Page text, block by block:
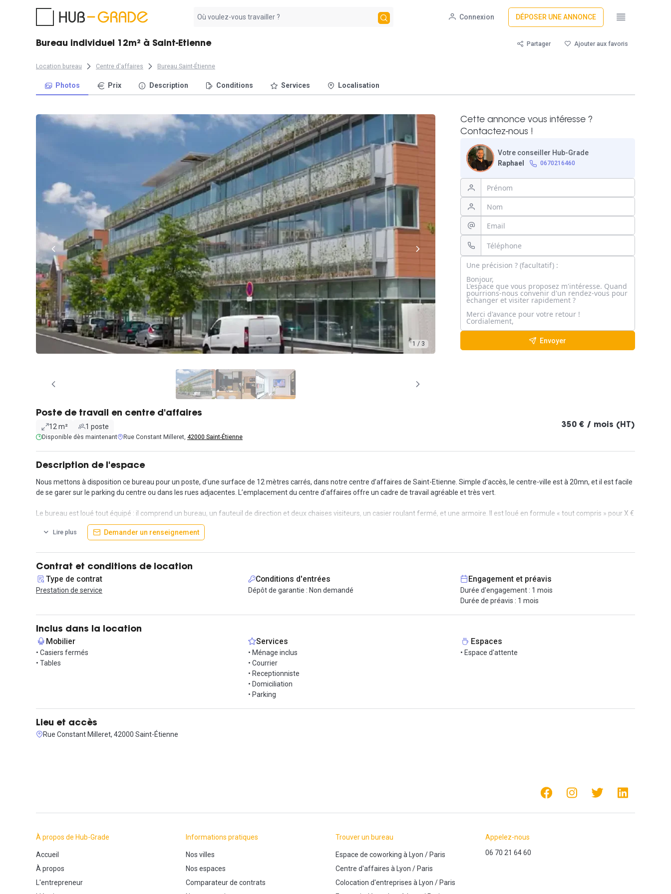
résultat
Connexion DÉPOSER UNE ANNONCE
Bureau individuel 12m² à Saint-Etienne Partager Ajouter aux favoris
Location bureau Centre d'affaires Bureau Saint-Étienne
Photos Prix Description Conditions Services Localisation
1 / 3
Cette annonce vous intéresse ?
Contactez-nous !
Votre conseiller Hub-Grade
Raphael
0670216460
Envoyer
Poste de travail en centre d'affaires
12 m² 1 poste
Disponible dès maintenant Rue Constant Milleret, 42000 Saint-Étienne
350 € / mois (HT)
Description de l'espace
Nous mettons à disposition ce bureau pour un poste, d’une surface de 12 mètres carrés, dans notre centre d’affaires de Saint-Etienne. Simple d’accès, le centre-ville est à 20mn, et il est facile
de se garer sur le parking du centre ou dans les rues adjacentes. L’emplacement du centre d’affaires offre un cadre de travail agréable et très vert.
Le bureau est loué tout équipé : il comprend un bureau, un fauteuil de direction et deux chaises visiteurs, un casier roulant fermé, et une armoire. Il est loué en formule « tout compris » pour X €
également la domiciliation, ainsi que le service d’accueil personnalisé et la réception du courrier.
Vous êtes séduit par ce bureau ? Envoyez-nous un message via le formulaire, organisons une visite et installez vous ! Nous nous occupons de toutes les procédures annexes.
Lire plus Demander un renseignement
Contrat et conditions de location
Type de contrat
Prestation de service
Conditions d'entrées
Dépôt de garantie : Non demandé
Engagement et préavis
Durée d'engagement : 1 mois
Durée de préavis : 1 mois
Inclus dans la location
Mobilier
• Casiers fermés
• Tables
Services
• Ménage inclus
• Courrier
• Receptionniste
• Domiciliation
• Parking
Espaces
• Espace d'attente
Lieu et accès
Rue Constant Milleret, 42000 Saint-Étienne
À propos de Hub-Grade
Accueil
À propos
L'entrepreneur
Informations pratiques
Nos villes
Nos espaces
Comparateur de contrats
Trouver un bureau
Espace de coworking à Lyon /Paris
Centre d'affaires à Lyon /Paris
Colocation d'entreprises à Lyon /Paris
Appelez-nous
06 70 21 64 60